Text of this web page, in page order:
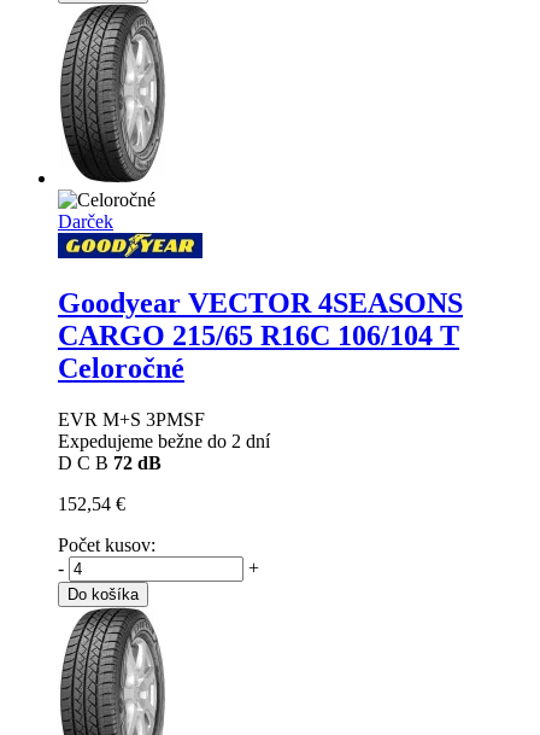
Darček
Goodyear VECTOR 4SEASONS
CARGO 215/65 R16C 106/104 T
Celoročné
EVR M+S 3PMSF
Expedujeme bežne do 2 dní
D C B 72 dB
152,54 €
Počet kusov:
-
+
Do košíka